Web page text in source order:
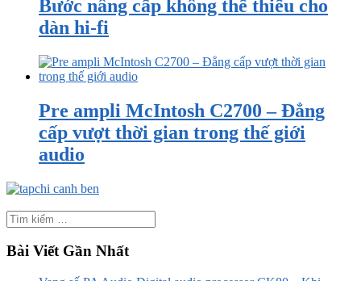
Bước nâng cấp không thể thiếu cho
dàn hi-fi
Pre ampli McIntosh C2700 – Đẳng
cấp vượt thời gian trong thế giới
audio
Bài Viết Gần Nhất